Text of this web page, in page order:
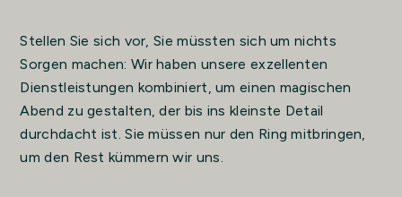
Stellen Sie sich vor, Sie müssten sich um nichts
Sorgen machen: Wir haben unsere exzellenten
Dienstleistungen kombiniert, um einen magischen
Abend zu gestalten, der bis ins kleinste Detail
durchdacht ist. Sie müssen nur den Ring mitbringen,
um den Rest kümmern wir uns.